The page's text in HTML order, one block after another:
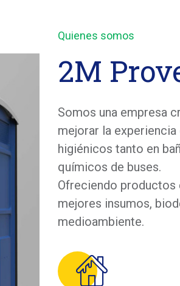
Quienes somos
2M
Somos una empresa
mejorar la
higiénicos tanto en
químicos de buses.
Ofreciendo productos
mejores insumos,
medioambiente.